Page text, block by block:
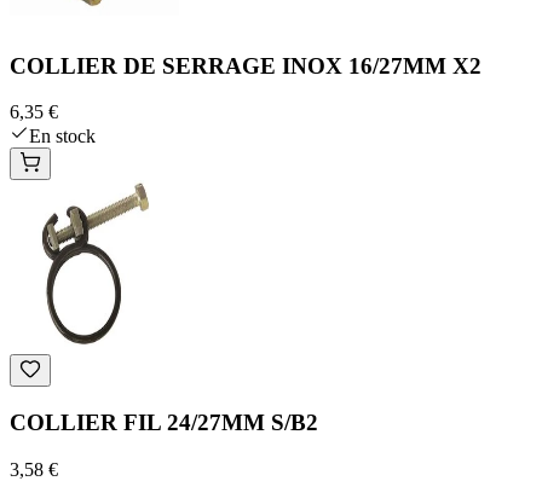
COLLIER DE SERRAGE INOX 16/27MM X2
6,35 €
En stock
COLLIER FIL 24/27MM S/B2
3,58 €